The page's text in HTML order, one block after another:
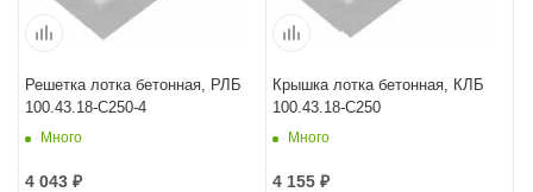
Решетка лотка бетонная, РЛБ
100.43.18-C250-4
Много
4 043 ₽
Крышка лотка бетонная, КЛБ
100.43.18-C250
Много
4 155 ₽